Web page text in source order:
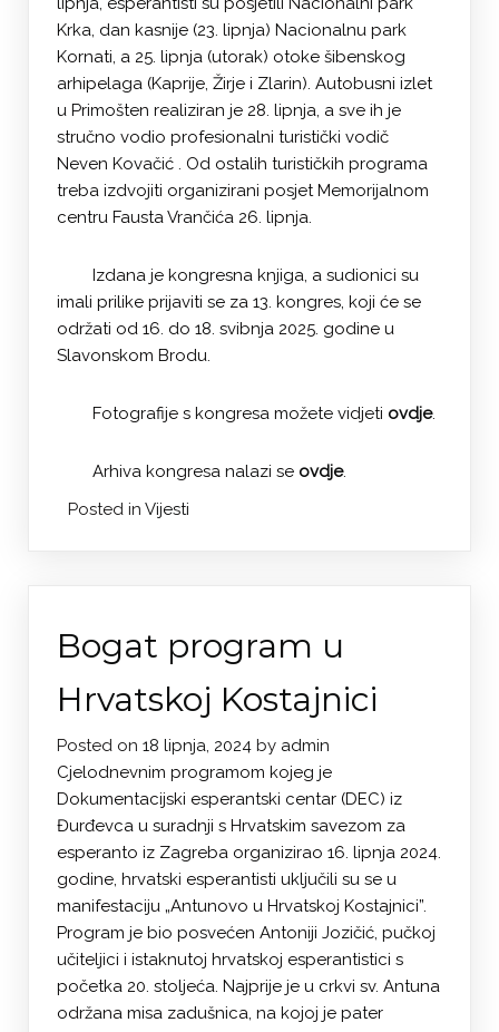
Krka, dan kasnije (23. lipnja) Nacionalnu park
Kornati, a 25. lipnja (utorak) otoke šibenskog
arhipelaga (Kaprije, Žirje i Zlarin). Autobusni izlet
u Primošten realiziran je 28. lipnja, a sve ih je
stručno vodio profesionalni turistički vodič
Neven Kovačić . Od ostalih turističkih programa
treba izdvojiti organizirani posjet Memorijalnom
centru Fausta Vrančića 26. lipnja.
Izdana je kongresna knjiga, a sudionici su
imali prilike prijaviti se za 13. kongres, koji će se
održati od 16. do 18. svibnja 2025. godine u
Slavonskom Brodu.
Fotografije s kongresa možete vidjeti ovdje.
Arhiva kongresa nalazi se ovdje.
Posted in Vijesti
Bogat program u
Hrvatskoj Kostajnici
Posted on 18 lipnja, 2024 by admin
Cjelodnevnim programom kojeg je
Dokumentacijski esperantski centar (DEC) iz
Đurđevca u suradnji s Hrvatskim savezom za
esperanto iz Zagreba organizirao 16. lipnja 2024.
godine, hrvatski esperantisti uključili su se u
manifestaciju „Antunovo u Hrvatskoj Kostajnici”.
Program je bio posvećen Antoniji Jozičić, pučkoj
učiteljici i istaknutoj hrvatskoj esperantistici s
početka 20. stoljeća. Najprije je u crkvi sv. Antuna
održana misa zadušnica, na kojoj je pater